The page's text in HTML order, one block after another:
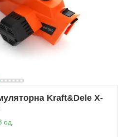
Kraft&Dele X-
од.